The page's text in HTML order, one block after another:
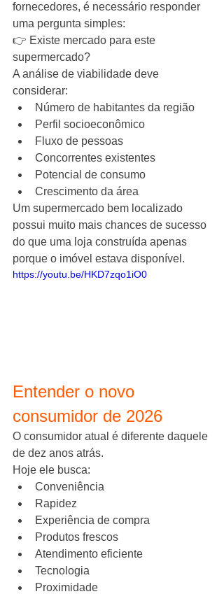
fornecedores, é necessário responder
uma pergunta simples:
👉 Existe mercado para este
supermercado?
A análise de viabilidade deve
considerar:
Número de habitantes da região
Perfil socioeconômico
Fluxo de pessoas
Concorrentes existentes
Potencial de consumo
Crescimento da área
Um supermercado bem localizado
possui muito mais chances de sucesso
do que uma loja construída apenas
porque o imóvel estava disponível.
https://youtu.be/HKD7zqo1iO0
Entender o novo
consumidor de 2026
O consumidor atual é diferente daquele
de dez anos atrás.
Hoje ele busca:
Conveniência
Rapidez
Experiência de compra
Produtos frescos
Atendimento eficiente
Tecnologia
Proximidade